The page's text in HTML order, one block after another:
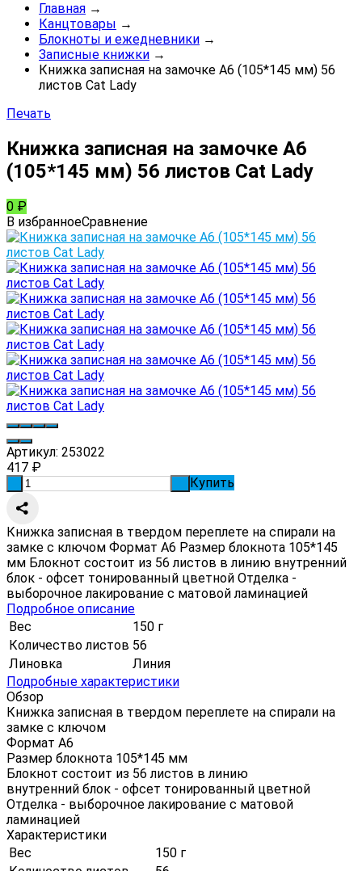
Главная →
Канцтовары →
Блокноты и ежедневники →
Записные книжки →
Книжка записная на замочке А6 (105*145 мм) 56
листов Cat Lady
Печать
Книжка записная на замочке А6
(105*145 мм) 56 листов Cat Lady
0 ₽
В избранноеСравнение
Артикул: 253022
417 ₽
Купить
Книжка записная в твердом переплете на спирали на
замке с ключом Формат А6 Размер блокнота 105*145
мм Блокнот состоит из 56 листов в линию внутренний
блок - офсет тонированный цветной Отделка -
выборочное лакирование с матовой ламинацией
Подробное описание
Вес
150 г
Количество листов 56
Линовка
Линия
Подробные характеристики
Обзор
Книжка записная в твердом переплете на спирали на
замке с ключом
Формат А6
Размер блокнота 105*145 мм
Блокнот состоит из 56 листов в линию
внутренний блок - офсет тонированный цветной
Отделка - выборочное лакирование с матовой
ламинацией
Характеристики
Вес
150 г